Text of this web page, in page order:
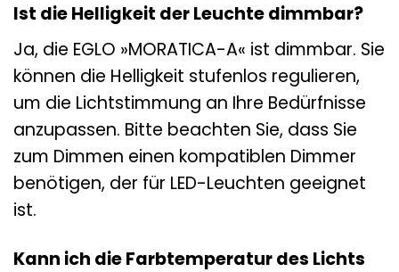
Ist die Helligkeit der Leuchte dimmbar?
Ja, die EGLO »MORATICA-A« ist dimmbar. Sie
können die Helligkeit stufenlos regulieren,
um die Lichtstimmung an Ihre Bedürfnisse
anzupassen. Bitte beachten Sie, dass Sie
zum Dimmen einen kompatiblen Dimmer
benötigen, der für LED-Leuchten geeignet
ist.
Kann ich die Farbtemperatur des Lichts